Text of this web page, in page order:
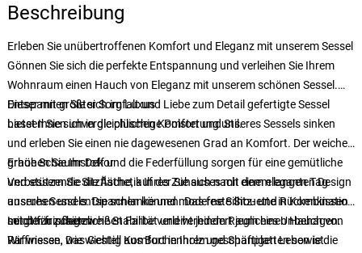
Beschreibung
Erleben Sie unübertroffenen Komfort und Eleganz mit unserem Sessel
Gönnen Sie sich die perfekte Entspannung und verleihen Sie Ihrem
Wohnraum einen Hauch von Eleganz mit unserem schönen Sessel.
Dieser mit größter Sorgfalt und Liebe zum Detail gefertigte Sessel
bietet Ihnen unvergleichlichen Komfort und Stil.
Entspannen Sie sich im Luxus
Lassen Sie sich in die plüschige Polsterung unseres Sessels sinken
und erleben Sie einen nie dagewesenen Grad an Komfort. Der weiche
graue Schaumstoff und die Federfüllung sorgen für eine gemütliche
und stützende Sitzfläche, auf der Sie sich nach einem langen Tag
ausruhen und entspannen können. Das feste Sitz- und Rückenkissen
sorgt für zusätzliche Stabilität und verhindert jegliches Unbehagen.
Erhöhen Sie Ihr Dekor
Verbessern Sie die Ästhetik Ihres Zuhauses mit dem eleganten Design
unseres Sessels. Die schlanke und moderne Silhouette in Kombination
mit der frischen weißen Farbe verleiht jedem Raum einen Hauch von
Raffinesse. Das Gestell aus Buchenholz und Spanplatten sowie die
Leicht zu pflegen
Wir wissen, wie wichtig Komfort in Ihrem geschäftigen Leben ist.